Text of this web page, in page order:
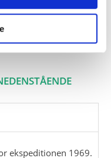
ekspeditionen 1969.